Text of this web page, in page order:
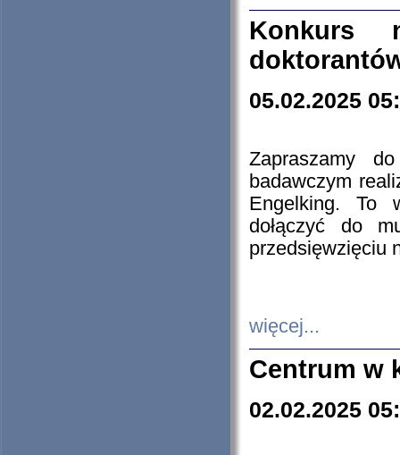
Konkurs
05.02.2025
Zapraszamy
badawczym
Engelking. To
dołączyć do
przedsięwzięciu
więcej...
Centrum w
02.02.2025